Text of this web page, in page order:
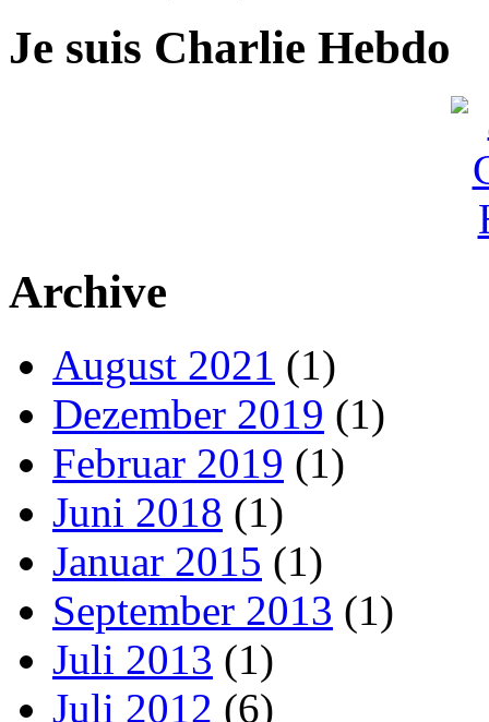
Je suis Charlie Hebdo
Archive
August 2021 (1)
Dezember 2019 (1)
Februar 2019 (1)
Juni 2018 (1)
Januar 2015 (1)
September 2013 (1)
Juli 2013 (1)
Juli 2012 (6)